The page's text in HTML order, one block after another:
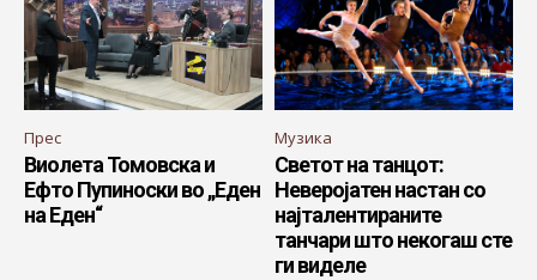
Прес
Виолета Томовска и
Ефто Пупиноски во „Еден
на Еден“
Музика
Светот на танцот:
Неверојатен настан со
најталентираните
танчари што некогаш сте
ги виделе